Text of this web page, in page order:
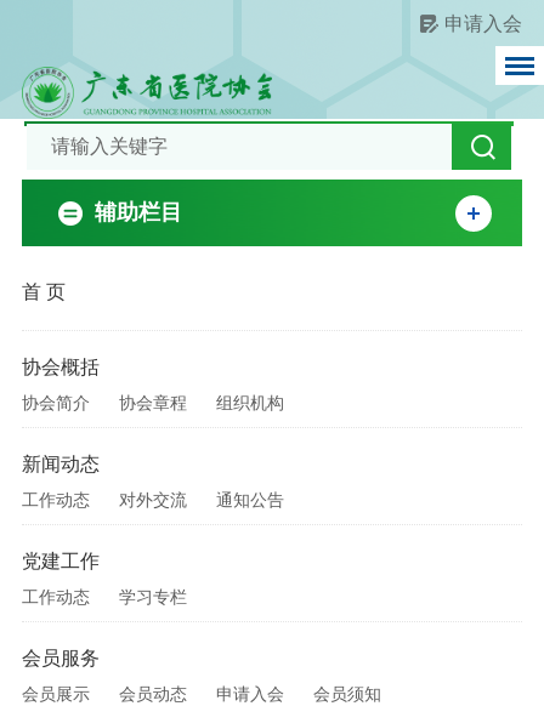
申请入会
辅助栏目
首 页
协会概括
协会简介 协会章程 组织机构
新闻动态
工作动态 对外交流 通知公告
党建工作
工作动态 学习专栏
会员服务
会员展示 会员动态 申请入会
会员须知